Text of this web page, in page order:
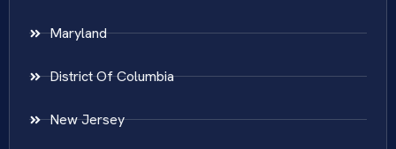
Maryland
District Of Columbia
New Jersey